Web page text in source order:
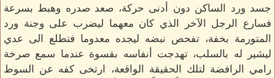
جسد ورد الساكن دون أدنى حركة، صعد صدره وهبط بسرعة
فسارع الرجل الآخر الذي كان معهما ليضرب على وجنة ورد
المتورمة بخفة، تفحص نبضه ليجده معدوما فتطلع الى عدي
ليشير له بالسلب، تهدجت أنفاسه بقسوة عندما سمع صرخة
رامي الرافضة لتلك الحقيقة الواقعة، ارتخى كفه عن السوط